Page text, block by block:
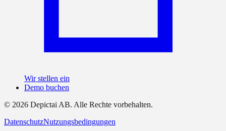
Wir stellen ein
Demo buchen
© 2026 Depictai AB. Alle Rechte vorbehalten.
DatenschutzNutzungsbedingungen